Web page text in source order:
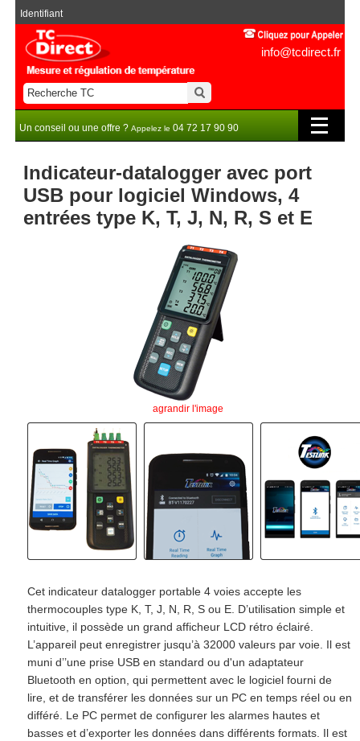
info@tcdirect.fr
Identifiant
Un conseil ou une offre ? Appelez le 04 72 17 90 90
Indicateur-datalogger avec port
USB pour logiciel Windows, 4
entrées type K, T, J, N, R, S et E
agrandir l'image
Cet indicateur datalogger portable 4 voies accepte les
thermocouples type K, T, J, N, R, S ou E. D’utilisation simple et
intuitive, il possède un grand afficheur LCD rétro éclairé.
L’appareil peut enregistrer jusqu’à 32000 valeurs par voie. Il est
muni d’’une prise USB en standard ou d'un adaptateur
Bluetooth en option, qui permettent avec le logiciel fourni de
lire, et de transférer les données sur un PC en temps réel ou en
différé. Le PC permet de configurer les alarmes hautes et
basses et d’exporter les données dans différents formats. Il est